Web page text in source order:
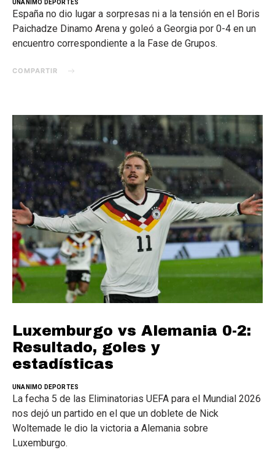
UNANIMO DEPORTES
España no dio lugar a sorpresas ni a la tensión en el Boris
Paichadze Dinamo Arena y goleó a Georgia por 0-4 en un
encuentro correspondiente a la Fase de Grupos.
COMPARTIR
Luxemburgo vs Alemania 0-2:
Resultado, goles y
estadísticas
UNANIMO DEPORTES
La fecha 5 de las Eliminatorias UEFA para el Mundial 2026
nos dejó un partido en el que un doblete de Nick
Woltemade le dio la victoria a Alemania sobre
Luxemburgo.